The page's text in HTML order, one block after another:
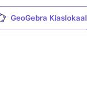
GeoGebra Klaslokaal